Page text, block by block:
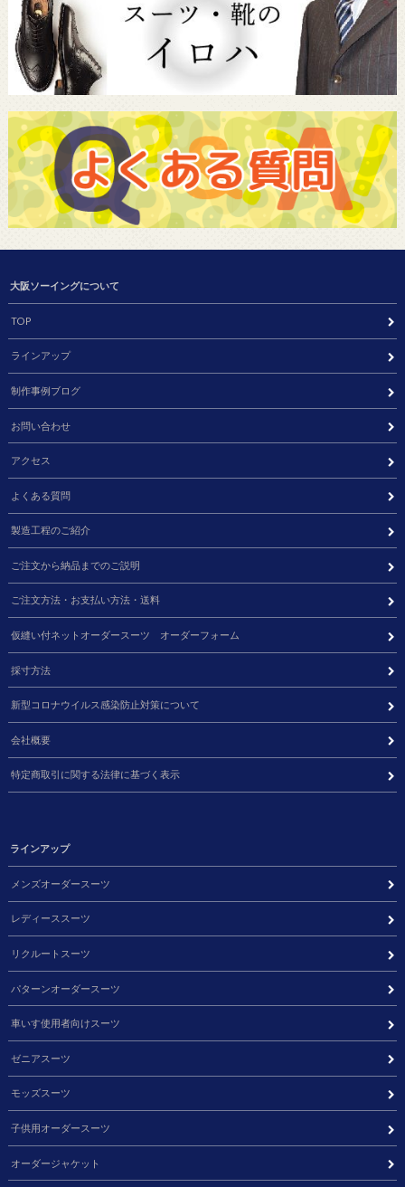
大阪ソーイングについて
TOP
ラインアップ
制作事例ブログ
お問い合わせ
アクセス
よくある質問
製造工程のご紹介
ご注文から納品までのご説明
ご注文方法・お支払い方法・送料
仮縫い付ネットオーダースーツ オーダーフォーム
採寸方法
新型コロナウイルス感染防止対策について
会社概要
特定商取引に関する法律に基づく表示
ラインアップ
メンズオーダースーツ
レディーススーツ
リクルートスーツ
パターンオーダースーツ
車いす使用者向けスーツ
ゼニアスーツ
モッズスーツ
子供用オーダースーツ
オーダージャケット